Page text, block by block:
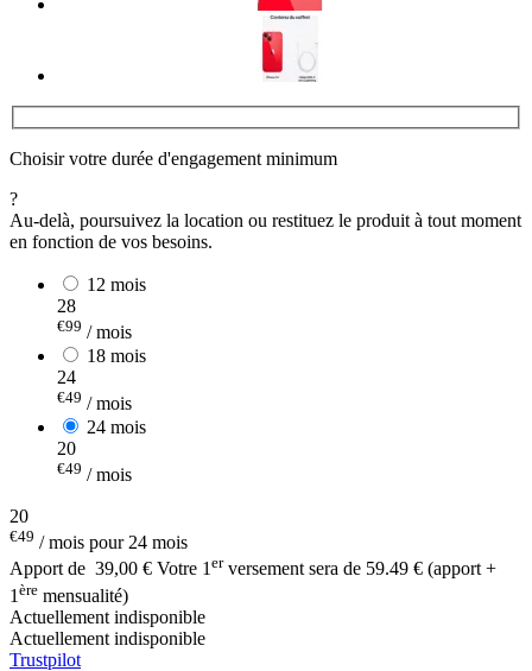
Choisir votre durée d'engagement minimum
?
Au-delà, poursuivez la location ou restituez le produit à tout moment
en fonction de vos besoins.
12 mois
28
€99 / mois
18 mois
24
€49 / mois
24 mois
20
€49 / mois
20
€49 / mois pour 24 mois
Apport de 39,00 € Votre 1 erversement sera de 59.49 € (apport +
1 ère mensualité)
Actuellement indisponible
Actuellement indisponible
Trustpilot